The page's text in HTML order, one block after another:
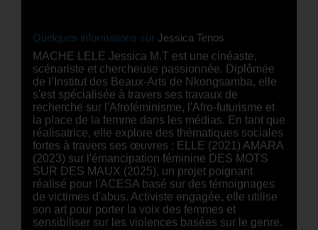
Quelques informations sur Jessica Tenos
MACHE LELE Jessica M.T est une cinéaste,
scénariste et chercheuse passionnée. Diplômée
de l’Institut des Beaux-Arts de Nkongsamba, elle
s'est spécialisée à travers ses travaux de
recherche sur l'Afroféminisme, l'Afro-futurisme et
la place de la femme dans les médias. En tant que
réalisatrice, elle explore des thématiques sociales
fortes à travers ses œuvres : ELLE (2021) AMARA
(2023) sur l'émancipation féminine DES MOTS
SUR DES MAUX (2025), un projet poignant
réalisé pour l'ACESA basé sur des témoignages
de victimes d'abus. Activiste engagée, elle utilise
son art pour porter la voix des femmes et
sensibiliser sur les violences basées sur le genre.